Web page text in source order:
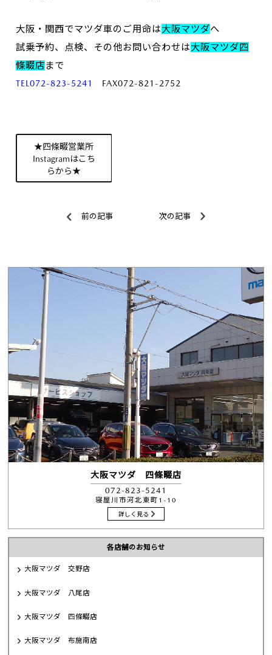
大阪・関西でマツダ車のご用命は大阪マツダへ
試乗予約、点検、その他お問い合わせは大阪マツダ四
條畷店まで
TEL072-823-5241 FAX072-821-2752
★四條畷営業所
Instagramはこち
らから★
前の記事 次の記事
大阪マツダ 四條畷店
072-823-5241
寝屋川市河北東町1-10
詳しく見る
各店舗のお知らせ
大阪マツダ 交野店
大阪マツダ 八尾店
大阪マツダ 四條畷店
大阪マツダ 布施南店